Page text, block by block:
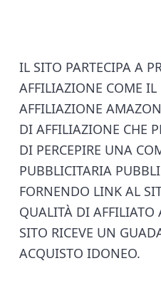
IL SITO PARTECIPA A
AFFILIAZIONE COME
AFFILIAZIONE
DI AFFILIAZIONE CHE
DI PERCEPIRE UNA
PUBBLICITARIA
FORNENDO LINK AL
QUALITÀ DI AFFILIATO
SITO RICEVE UN
ACQUISTO IDONEO.